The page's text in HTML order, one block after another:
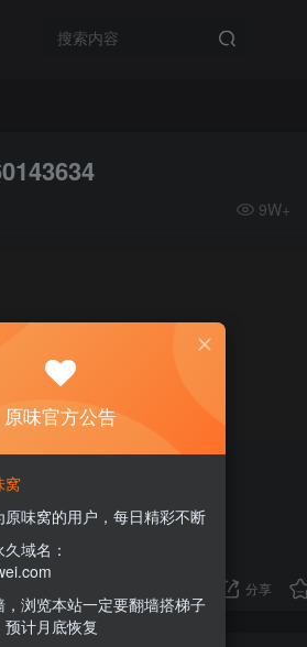
9W+
分享
原味官方公告
窝
味窝的用户，每日精彩不断
域名：
浏览本站一定要翻墙搭梯子
计月底恢复